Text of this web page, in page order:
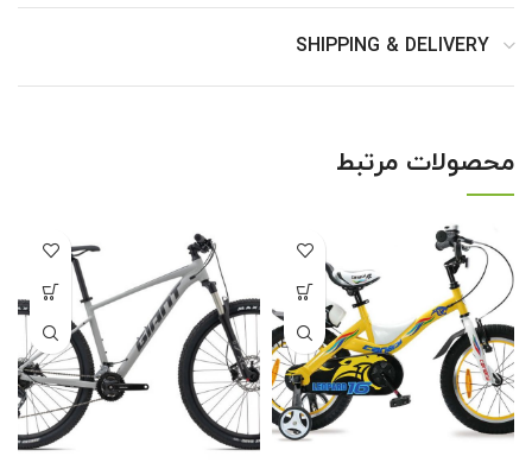
SHIPPING & DELIVERY
محصولات مرتبط